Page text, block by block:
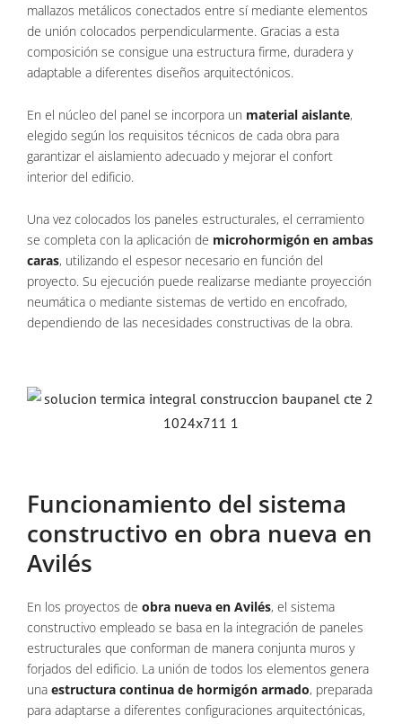
mallazos metálicos conectados entre sí mediante elementos
de unión colocados perpendicularmente. Gracias a esta
composición se consigue una estructura firme, duradera y
adaptable a diferentes diseños arquitectónicos.
En el núcleo del panel se incorpora un material aislante,
elegido según los requisitos técnicos de cada obra para
garantizar el aislamiento adecuado y mejorar el confort
interior del edificio.
Una vez colocados los paneles estructurales, el cerramiento
se completa con la aplicación de microhormigón en ambas
caras, utilizando el espesor necesario en función del
proyecto. Su ejecución puede realizarse mediante proyección
neumática o mediante sistemas de vertido en encofrado,
dependiendo de las necesidades constructivas de la obra.
Funcionamiento del sistema
constructivo en obra nueva en
Avilés
En los proyectos de obra nueva en Avilés, el sistema
constructivo empleado se basa en la integración de paneles
estructurales que conforman de manera conjunta muros y
forjados del edificio. La unión de todos los elementos genera
una estructura continua de hormigón armado, preparada
para adaptarse a diferentes configuraciones arquitectónicas,